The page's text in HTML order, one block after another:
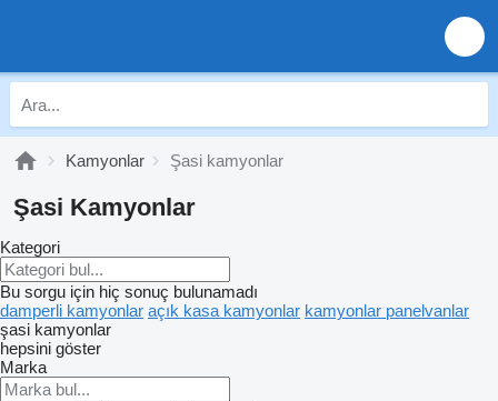
Kamyonlar Şasi kamyonlar
Şasi Kamyonlar
Kategori
Bu sorgu için hiç sonuç bulunamadı
damperli kamyonlar açık kasa kamyonlar kamyonlar panelvanlar
şasi kamyonlar
hepsini göster
Marka